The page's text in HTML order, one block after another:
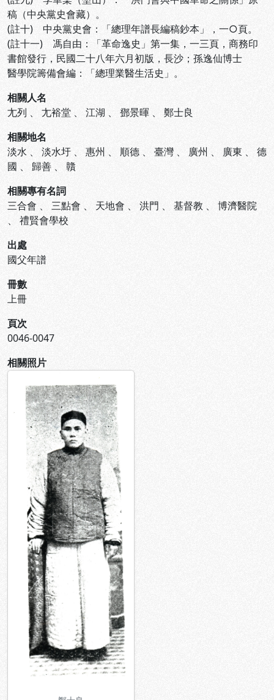
稿（中央黨史會藏）。
(註十) 中央黨史會：「總理年譜長編稿鈔本」，一○頁。
(註十一) 馮自由：「革命逸史」第一集，一三頁，商務印
書館發行，民國二十八年六月初版，長沙；孫逸仙博士
醫學院籌備會編：「總理業醫生活史」。
相關人名
尢列 、 尢裕堂 、 江湖 、 鄧景暉 、 鄭士良
相關地名
淡水 、 淡水圩 、 惠州 、 順德 、 臺灣 、 廣州 、 廣東 、 德
國 、 歸善 、 贛
相關專有名詞
三合會 、 三點會 、 天地會 、 洪門 、 基督教 、 博濟醫院
、 禮賢會學校
出處
國父年譜
冊數
上冊
頁次
0046-0047
相關照片